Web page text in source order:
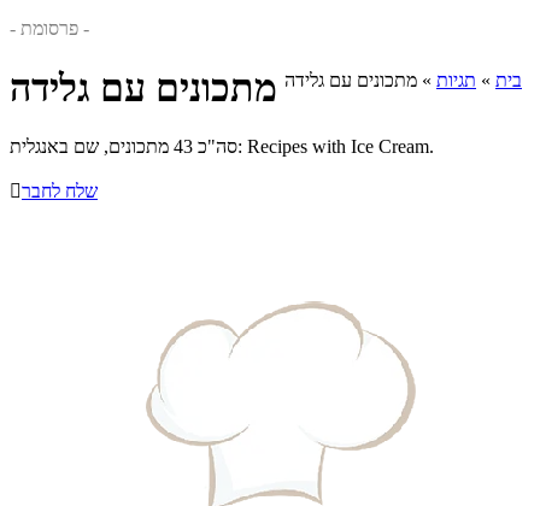
- פרסומת -
בית » תגיות » מתכונים עם גלידה מתכונים עם גלידה
סה"כ 43 מתכונים, שם באנגלית: Recipes with Ice Cream.
שלח לחבר